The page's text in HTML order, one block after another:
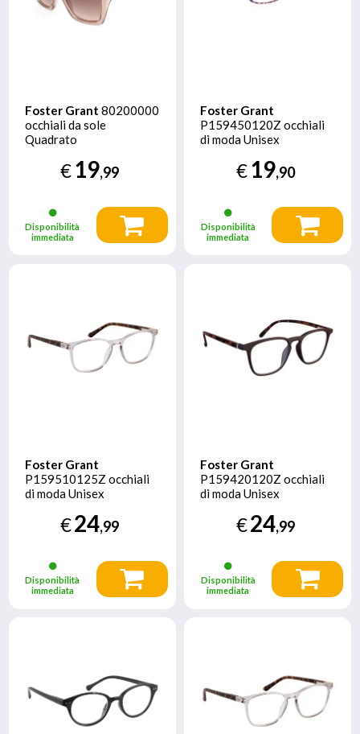
Foster Grant 80200000
occhiali da sole
Quadrato
€19,99
Disponibilità
immediata
Foster Grant
P159450120Z occhiali
di moda Unisex
piena Blu
€19,90
Disponibilità
immediata
Foster Grant
P159510125Z occhiali
di moda Unisex
piena Grigio
€24,99
Disponibilità
immediata
Foster Grant
P159420120Z occhiali
di moda Unisex
piena Blu
€24,99
Disponibilità
immediata